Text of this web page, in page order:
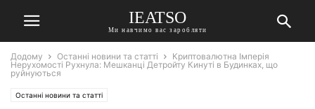
IEATSO
Ми навчимо вас заробляти
Додому Останні новини та статті
Криптовалютна Імперія
Нерухомості Рухнула: Мешканці Детройту Кинуті в Будинках, що
руйнуються
Останні новини та статті